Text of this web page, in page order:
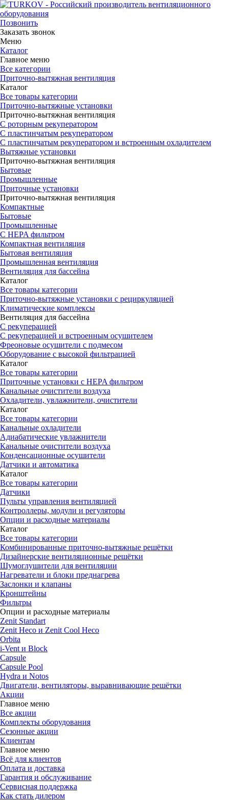
Позвонить
Заказать звонок
Меню
Каталог
Главное меню
Все категории
Приточно-вытяжная вентиляция
Каталог
Все товары категории
Приточно-вытяжные установки
Приточно-вытяжная вентиляция
С роторным рекуператором
С пластинчатым рекуператором
С пластинчатым рекуператором и встроенным охладителем
Вытяжные установки
Приточно-вытяжная вентиляция
Бытовые
Промышленные
Приточные установки
Приточно-вытяжная вентиляция
Компактные
Бытовые
Промышленные
С HEPA фильтром
Компактная вентиляция
Бытовая вентиляция
Промышленная вентиляция
Вентиляция для бассейна
Каталог
Все товары категории
Приточно-вытяжные установки с рециркуляцией
Климатические комплексы
Вентиляция для бассейна
С рекуперацией
С рекуперацией и встроенным осушителем
Фреоновые осушители с подмесом
Оборудование с высокой фильтрацией
Каталог
Все товары категории
Приточные установки c HEPA фильтром
Канальные очистители воздуха
Охладители, увлажнители, очистители
Каталог
Все товары категории
Канальные охладители
Адиабатические увлажнители
Канальные очистители воздуха
Конденсационные осушители
Датчики и автоматика
Каталог
Все товары категории
Датчики
Пульты управления вентиляцией
Контроллеры, модули и регуляторы
Опции и расходные материалы
Каталог
Все товары категории
Комбинированные приточно-вытяжные решётки
Дизайнерские вентиляционные решётки
Шумоглушители для вентиляции
Нагреватели и блоки преднагрева
Заслонки и клапаны
Кронштейны
Фильтры
Опции и расходные материалы
Zenit Standart
Zenit Heco и Zenit Cool Heco
Orbita
i-Vent и Block
Capsule
Capsule Pool
Hydra и Notos
Двигатели, вентиляторы, выравнивающие решётки
Акции
Главное меню
Все акции
Комплекты оборудования
Сезонные акции
Клиентам
Главное меню
Всё для клиентов
Оплата и доставка
Гарантия и обслуживание
Сервисная поддержка
Как стать дилером